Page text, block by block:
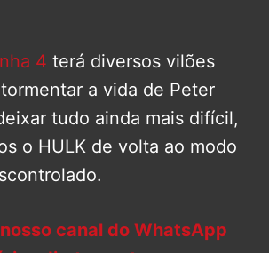
4 terá diversos vilões
a vida de Peter
tudo ainda mais difícil,
o HULK de volta ao modo
canal do WhatsApp